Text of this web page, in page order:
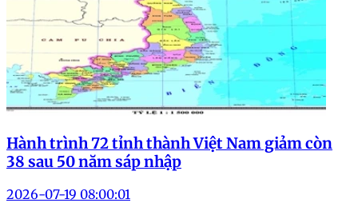
Hành trình 72 tỉnh thành Việt Nam giảm còn
38 sau 50 năm sáp nhập
2026-07-19 08:00:01